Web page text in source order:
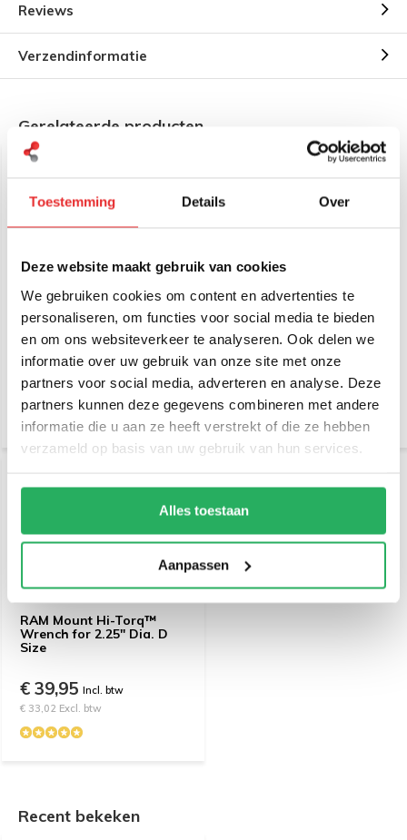
Toestemming Details Over
Deze website maakt gebruik van cookies
We gebruiken cookies om content en advertenties te
personaliseren, om functies voor social media te bieden
en om ons websiteverkeer te analyseren. Ook delen we
informatie over uw gebruik van onze site met onze
partners voor social media, adverteren en analyse. Deze
partners kunnen deze gegevens combineren met andere
informatie die u aan ze heeft verstrekt of die ze hebben
verzameld op basis van uw gebruik van hun services.
Alles toestaan
Aanpassen
Reviews
Verzendinformatie
Gerelateerde producten
RAM Mount Pin-Lock ™
Beveiligde moer voor D-
klemhouders
€ 14,95
Beveiligde draaiknop
voor D-klemarmen
€ 24,95
Incl. btw
RAM Mount Hi-Torq™
Wrench for 2.25" Dia. D
Size
€ 39,95 Incl. btw
€ 33,02 Excl. btw
Recent bekeken